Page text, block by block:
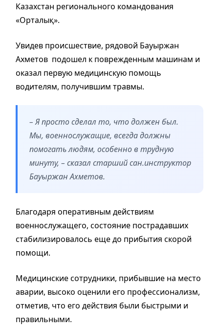
Казахстан регионального командования
«Орталық».
Увидев происшествие, рядовой Бауыржан
Ахметов подошел к поврежденным машинам и
оказал первую медицинскую помощь
водителям, получившим травмы.
– Я просто сделал то, что должен был.
Мы, военнослужащие, всегда должны
помогать людям, особенно в трудную
минуту, – сказал старший сан.инструктор
Бауыржан Ахметов.
Благодаря оперативным действиям
военнослужащего, состояние пострадавших
стабилизировалось еще до прибытия скорой
помощи.
Медицинские сотрудники, прибывшие на место
аварии, высоко оценили его профессионализм,
отметив, что его действия были быстрыми и
правильными.